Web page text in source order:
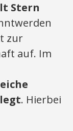
Stern
zur
auf. Im
. Hierbei